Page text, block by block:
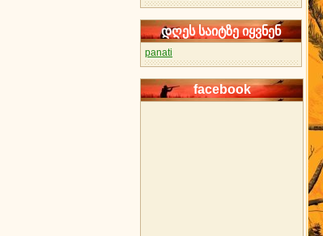
დღეს საიტზე იყვნენ
panati
facebook